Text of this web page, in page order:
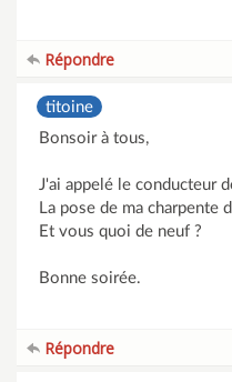
Répondre
titoine
Bonsoir à tous,
J'ai appelé le conducteur
La pose de ma charpente
Et vous quoi de neuf ?
Bonne soirée.
Répondre